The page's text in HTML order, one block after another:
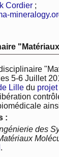
Cordier ;
5-6 Juillet
Lille du
:
des
.